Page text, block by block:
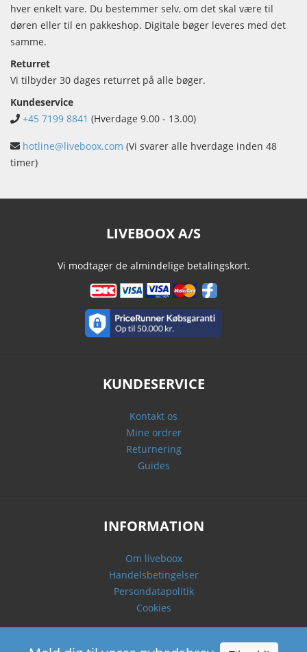
hver enkelt vare. Du bestemmer selv, om det skal være til
døren eller til en pakkeshop. Digitale bøger leveres med det
samme.
Returret
Vi tilbyder 30 dages returret på alle bøger.
Kundeservice
+45 7199 8841 (Hverdage 9.00 - 13.00)
hotline@liveboox.com (Vi svarer alle hverdage inden 48
timer)
LIVEBOOX A/S
Vi modtager de almindelige betalingskort.
KUNDESERVICE
Kontakt os
Mine ordrer
Returnering
Guides
INFORMATION
Om liveboox
Handelsbetingelser
Persondatapolitik
Cookies